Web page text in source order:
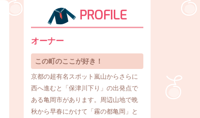
PROFILE
オーナー
この町のここが好き！
京都の超有名スポット嵐山からさらに
西へ進むと「保津川下り」の出発点で
ある亀岡市があります。周辺山地で晩
秋から早春にかけて「霧の都亀岡」と